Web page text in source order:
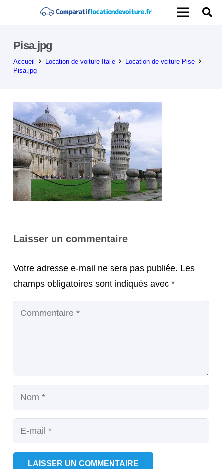
Pisa.jpg
Accueil Location de voiture Italie
Location de voiture Pise
Pisa.jpg
Laisser un commentaire
Votre adresse e-mail ne sera pas publiée. Les
champs obligatoires sont indiqués avec *
LAISSER UN COMMENTAIRE